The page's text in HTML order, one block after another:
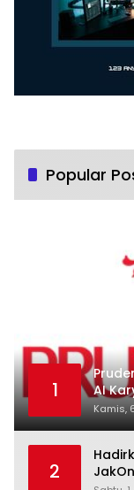
Popular
1
AI
Kamis,
2